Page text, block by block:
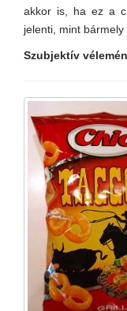
akkor is, ha ez a
jelenti, mint bármely
Szubjektív